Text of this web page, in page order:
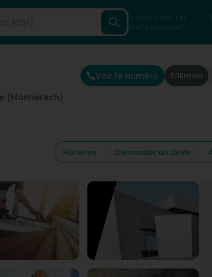
Rechercher un
professionnel
(Monnerech)
Voir le numéro Email
Horaires Demander un devis